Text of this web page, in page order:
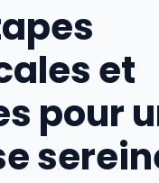
et
pour